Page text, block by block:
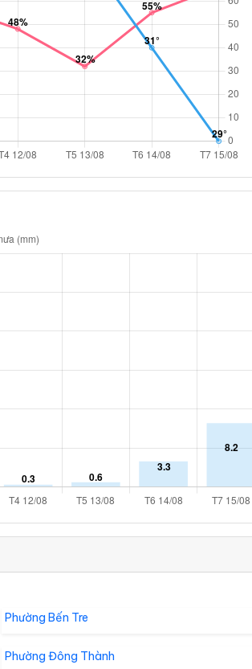
Phường Bến Tre
Phường Đông Thành